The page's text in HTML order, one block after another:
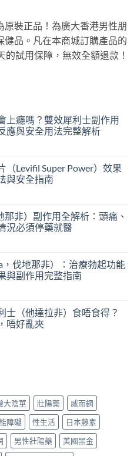
裝正品！為廣大香港男性朋
健品。凡在本商城訂購產品的
試用保障，無效全額退款！
上癮嗎？雙效犀利士副作用
應與安全用法完整解析
（Levifil Super Power）效果
與安全指南
那非）副作用全解析：頭痛、
況必須停藥就醫
，伐地那非）：治療勃起功能
與副作用完整指南
士（他達拉非）食唔食得？
唔好亂夾
大陰莖 壯陽藥
威而鋼
障礙 性生活
日本藤素
男性壯陽藥
美國黑金